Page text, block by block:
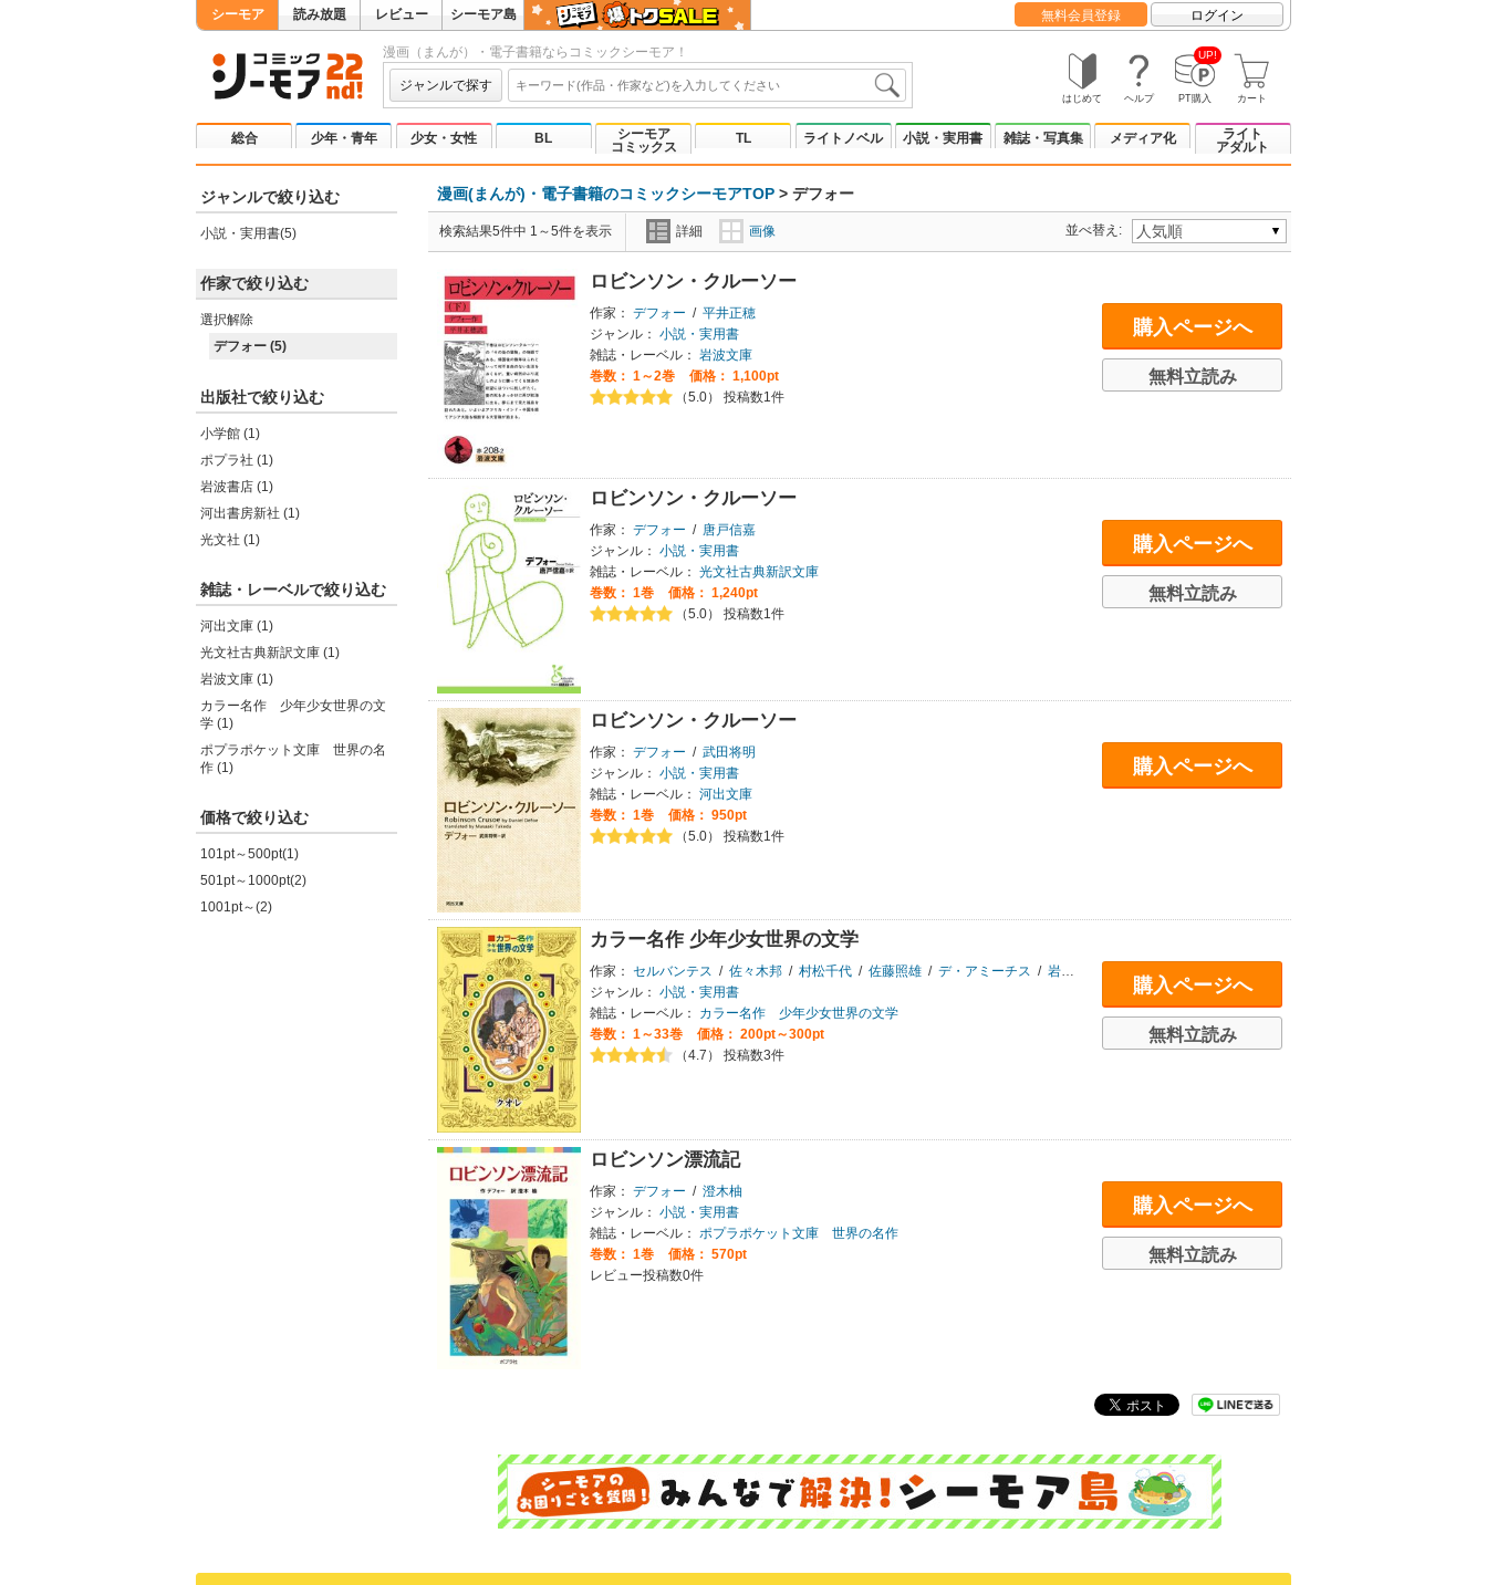
シーモア 読み放題 レビュー シーモア島 無料会員登録 ログイン
漫画（まんが）・電子書籍ならコミックシーモア！
ジャンルで探す
はじめて ヘルプ
UP!
PT購入 カート
総合 少年・青年 少女・女性 BL
シーモア
コミックス
TL ライトノベル 小説・実用書 雑誌・写真集 メディア化
ライト
アダルト
ジャンルで絞り込む
小説・実用書(5)
作家で絞り込む
選択解除
デフォー (5)
出版社で絞り込む
小学館 (1)
ポプラ社 (1)
岩波書店 (1)
河出書房新社 (1)
光文社 (1)
雑誌・レーベルで絞り込む
河出文庫 (1)
光文社古典新訳文庫 (1)
岩波文庫 (1)
カラー名作 少年少女世界の文
学 (1)
ポプラポケット文庫 世界の名
作 (1)
価格で絞り込む
101pt～500pt(1)
501pt～1000pt(2)
1001pt～(2)
漫画(まんが)・電子書籍のコミックシーモアTOP > デフォー
検索結果5件中 1～5件を表示 詳細 画像 並べ替え:
ロビンソン・クルーソー
作家： デフォー / 平井正穂
ジャンル： 小説・実用書
雑誌・レーベル： 岩波文庫
巻数： 1～2巻
価格： 1,100pt
（5.0） 投稿数1件
購入ページへ
無料立読み
ロビンソン・クルーソー
作家： デフォー / 唐戸信嘉
ジャンル： 小説・実用書
雑誌・レーベル： 光文社古典新訳文庫
巻数： 1巻
価格： 1,240pt
（5.0） 投稿数1件
購入ページへ
無料立読み
ロビンソン・クルーソー
作家： デフォー / 武田将明
ジャンル： 小説・実用書
雑誌・レーベル： 河出文庫
巻数： 1巻
価格： 950pt
（5.0） 投稿数1件
購入ページへ
カラー名作 少年少女世界の文学
作家： セルバンテス / 佐々木邦 / 村松千代 / 佐藤照雄 / デ・アミーチス / 岩崎純孝 二反長半
ジャンル： 小説・実用書
雑誌・レーベル：
カラー名作 少年少女世界の文学
巻数： 1～33巻
価格： 200pt～300pt
（4.7） 投稿数3件
購入ページへ
無料立読み
ロビンソン漂流記
作家： デフォー / 澄木柚
ジャンル： 小説・実用書
雑誌・レーベル： ポプラポケット文庫 世界の名作
巻数： 1巻
価格： 570pt
レビュー投稿数0件
購入ページへ
無料立読み